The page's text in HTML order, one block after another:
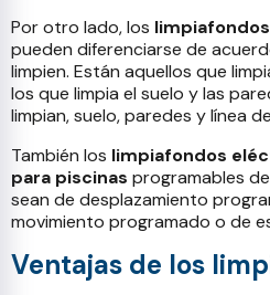
Por otro lado, los
pueden diferenciarse de
limpien. Están aquellos que
los que limpia el suelo y las
limpian, suelo, paredes y línea
También los limpiafondos
para piscinas programables
sean de desplazamiento
movimiento programado o de
Ventajas de los